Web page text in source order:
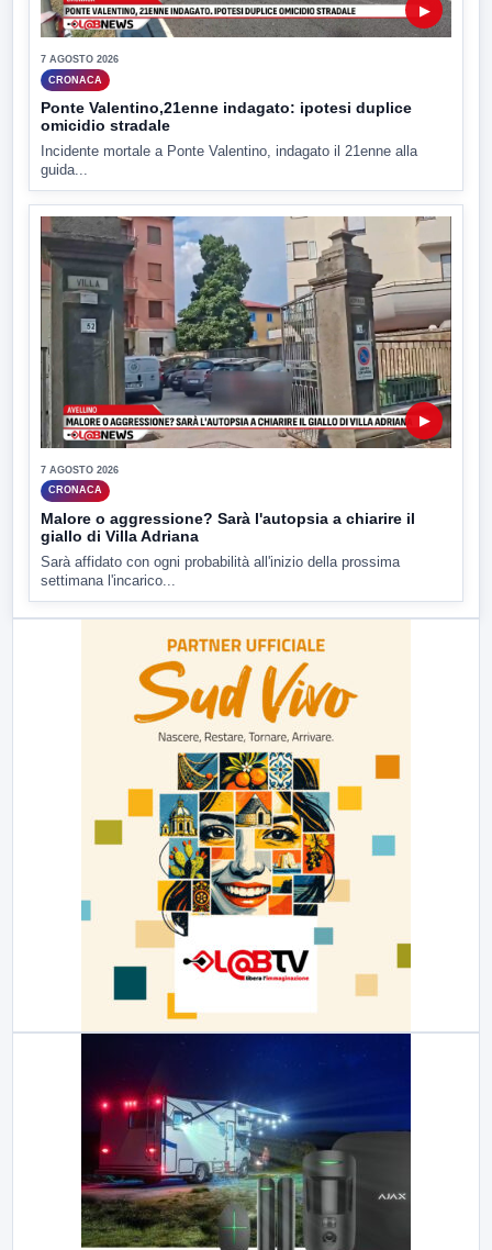
▶
7 AGOSTO 2026
CRONACA
Ponte Valentino,21enne indagato: ipotesi duplice
omicidio stradale
Incidente mortale a Ponte Valentino, indagato il 21enne alla
guida...
▶
7 AGOSTO 2026
CRONACA
Malore o aggressione? Sarà l'autopsia a chiarire il
giallo di Villa Adriana
Sarà affidato con ogni probabilità all'inizio della prossima
settimana l'incarico...